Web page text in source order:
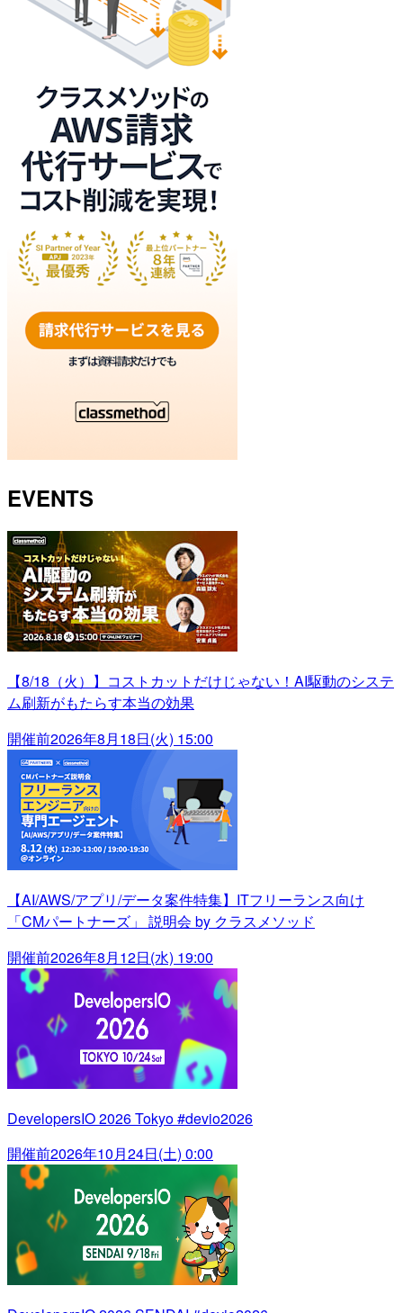
EVENTS
【8/18（火）】コストカットだけじゃない！AI駆動のシステ
ム刷新がもたらす本当の効果
開催前2026年8月18日(火) 15:00
【AI/AWS/アプリ/データ案件特集】ITフリーランス向け
「CMパートナーズ」 説明会 by クラスメソッド
開催前2026年8月12日(水) 19:00
DevelopersIO 2026 Tokyo #devio2026
開催前2026年10月24日(土) 0:00